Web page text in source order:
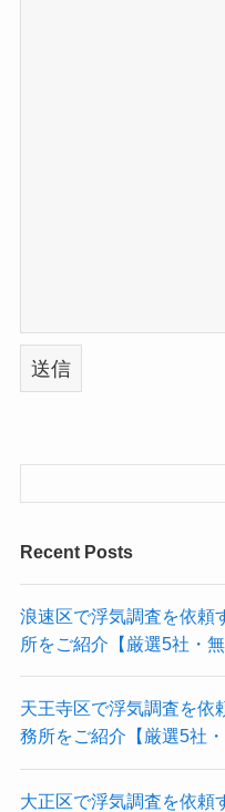
Recent Posts
浪速区で浮気調査を依頼
所をご紹介【厳選5社・無
天王寺区で浮気調査を依
務所をご紹介【厳選5社・
大正区で浮気調査を依頼